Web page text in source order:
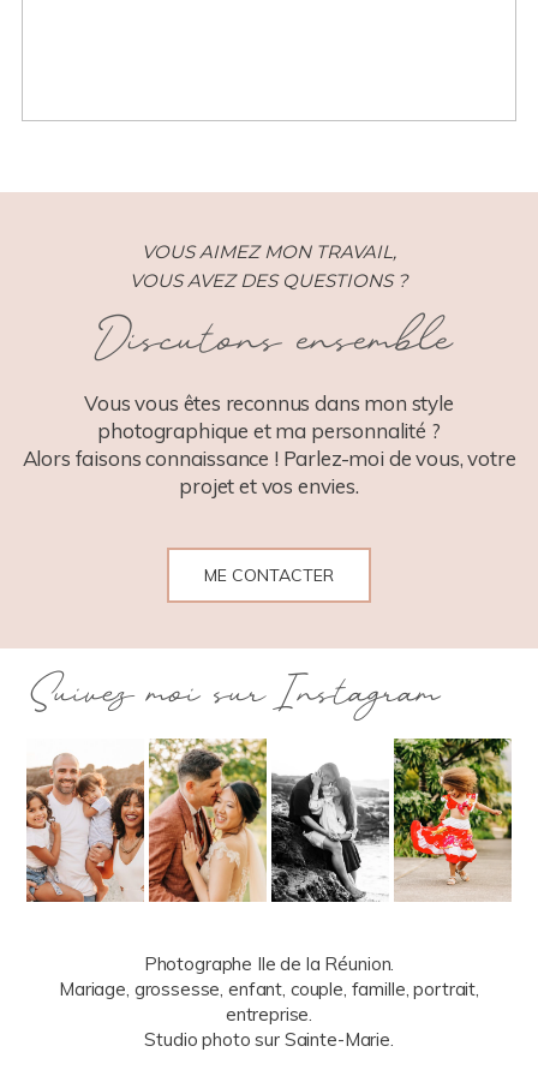
VOUS AIMEZ MON TRAVAIL,
VOUS AVEZ DES QUESTIONS ?
Discutons ensemble
Vous vous êtes reconnus dans mon style
photographique et ma personnalité ?
Alors faisons connaissance ! Parlez-moi de vous, votre
projet et vos envies.
ME CONTACTER
Suivez moi sur Instagram
Photographe Ile de la Réunion.
Mariage, grossesse, enfant, couple, famille, portrait,
entreprise.
Studio photo sur Sainte-Marie.